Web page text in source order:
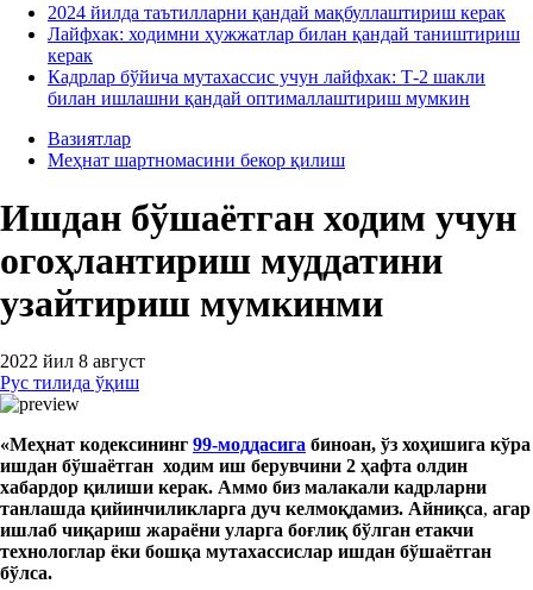
2024 йилда таътилларни қандай мақбуллаштириш керак
Лайфхак: ходимни ҳужжатлар билан қандай таништириш
керак
Кадрлар бўйича мутахассис учун лайфхак: Т-2 шакли
билан ишлашни қандай оптималлаштириш мумкин
Вазиятлар
Меҳнат шартномасини бекор қилиш
Ишдан бўшаётган ходим учун
огоҳлантириш муддатини
узайтириш мумкинми
2022 йил 8 август
Рус тилида ўқиш
«Меҳнат кодексининг 99-моддасига биноан, ўз хоҳишига кўра
ишдан бўшаётган ходим иш берувчини 2 ҳафта олдин
хабардор қилиши керак. Аммо биз малакали кадрларни
танлашда қийинчиликларга дуч келмоқдамиз. Айниқса, агар
ишлаб чиқариш жараёни уларга боғлиқ бўлган етакчи
технологлар ёки бошқа мутахассислар ишдан бўшаётган
бўлса.